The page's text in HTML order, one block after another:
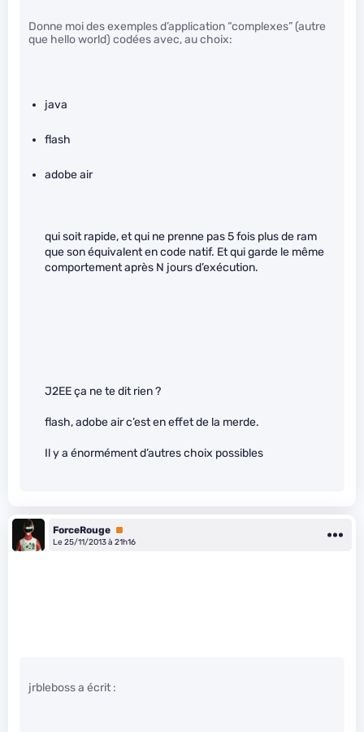
Donne moi des exemples d’application “complexes” (autre
que hello world) codées avec, au choix:
java
flash
adobe air
qui soit rapide, et qui ne prenne pas 5 fois plus de ram
que son équivalent en code natif. Et qui garde le même
comportement après N jours d’exécution.
J2EE ça ne te dit rien ?
flash, adobe air c’est en effet de la merde.
Il y a énormément d’autres choix possibles
ForceRouge Premium
Le 25/11/2013 à 21h16
jrbleboss a écrit :